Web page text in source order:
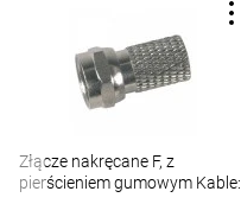
Złącze nakręcane F, z
pierścieniem gumowym Kable: